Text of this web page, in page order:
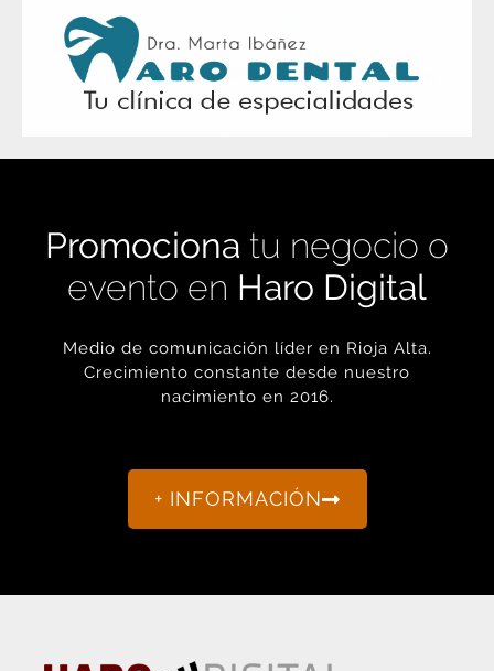
Promociona tu negocio o
evento en Haro Digital
Medio de comunicación líder en Rioja Alta.
Crecimiento constante desde nuestro
nacimiento en 2016.
+ INFORMACIÓN